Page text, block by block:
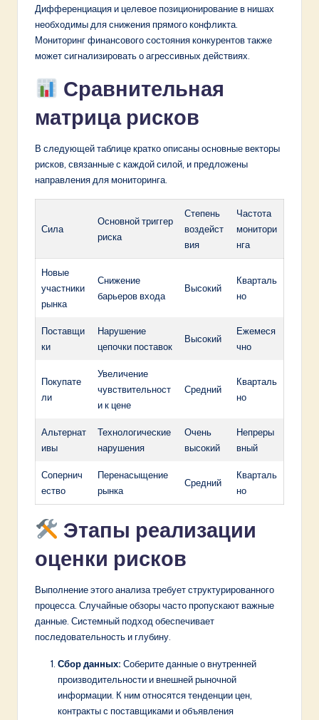
Дифференциация и целевое позиционирование в нишах
необходимы для снижения прямого конфликта.
Мониторинг финансового состояния конкурентов также
может сигнализировать о агрессивных действиях.
Сравнительная
матрица рисков
В следующей таблице кратко описаны основные векторы
рисков, связанные с каждой силой, и предложены
направления для мониторинга.
Сила
Основной триггер
риска
Степень
воздейст
вия
Частота
монитори
нга
Новые
участники
рынка
Снижение
барьеров входа
Высокий
Кварталь
но
Поставщи
ки
Нарушение
цепочки поставок
Высокий
Ежемеся
чно
Покупате
ли
Увеличение
чувствительност
и к цене
Средний
Кварталь
но
Альтернат
ивы
Технологические
нарушения
Очень
высокий
Непреры
вный
Сопернич
ество
Перенасыщение
рынка
Средний
Кварталь
но
Этапы реализации
оценки рисков
Выполнение этого анализа требует структурированного
процесса. Случайные обзоры часто пропускают важные
данные. Системный подход обеспечивает
последовательность и глубину.
Сбор данных: Соберите данные о внутренней
производительности и внешней рыночной
информации. К ним относятся тенденции цен,
контракты с поставщиками и объявления